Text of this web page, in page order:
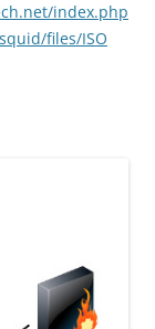
index.php
files/ISO